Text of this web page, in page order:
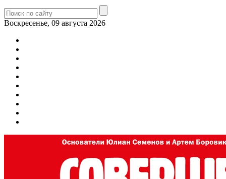
Воскресенье, 09 августа 2026